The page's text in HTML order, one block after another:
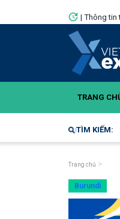
| Thông tin
TRANG
TÌM KIẾM:
Trang chủ
Burundi